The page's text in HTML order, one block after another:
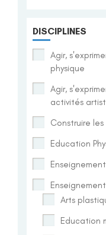
DISCIPLINES
Agir,
physique
Agir,
activités
Construire
Education
Arts
Education